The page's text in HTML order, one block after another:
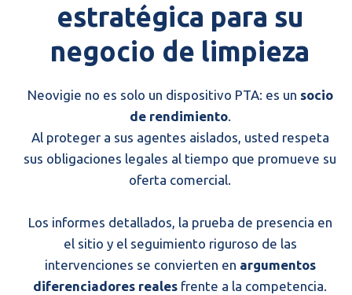
estratégica para su
negocio de limpieza
Neovigie no es solo un dispositivo PTA: es un socio
de rendimiento.
Al proteger a sus agentes aislados, usted respeta
sus obligaciones legales al tiempo que promueve su
oferta comercial.
Los informes detallados, la prueba de presencia en
el sitio y el seguimiento riguroso de las
intervenciones se convierten en argumentos
diferenciadores reales frente a la competencia.